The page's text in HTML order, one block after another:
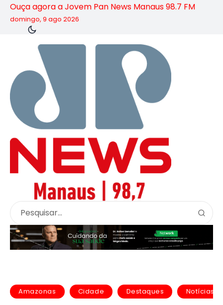
Ouça agora a Jovem Pan News Manaus 98.7 FM
domingo, 9 ago 2026
Amazonas Cidade Destaques Notícias